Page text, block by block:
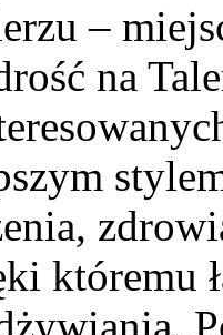
–
na
któremu